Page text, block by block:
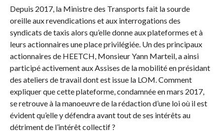
Depuis 2017, la Ministre des Transports fait la sourde
oreille aux revendications et aux interrogations des
syndicats de taxis alors qu’elle donne aux plateformes et à
leurs actionnaires une place privilégiée. Un des principaux
actionnaires de HEETCH, Monsieur Yann Marteil, a ainsi
participé activement aux Assises de la mobilité en présidant
des ateliers de travail dont est issue la LOM. Comment
expliquer que cette plateforme, condamnée en mars 2017,
se retrouve à la manoeuvre de la rédaction d’une loi où il est
évident qu’elle y défendra avant tout de ses intérêts au
détriment de l’intérêt collectif ?